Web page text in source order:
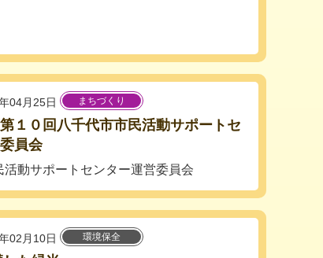
04月25日 まちづくり
１０回八千代市市民活動サポートセ
員会
活動サポートセンター運営委員会
02月10日 環境保全